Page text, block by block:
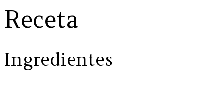
Receta
Ingredientes